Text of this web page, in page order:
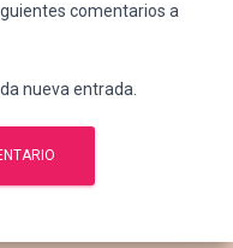
comentarios a
nueva entrada.